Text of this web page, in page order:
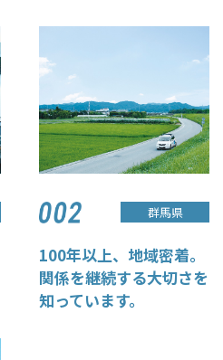
群馬県
100年以上、地域密着。
関係を継続する大切さを
知っています。